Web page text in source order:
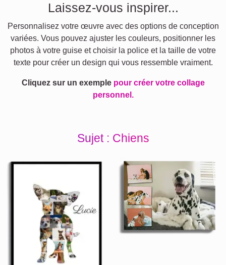
Laissez-vous inspirer...
Personnalisez votre œuvre avec des options de conception
variées. Vous pouvez ajuster les couleurs, positionner les
photos à votre guise et choisir la police et la taille de votre
texte pour créer un design qui vous ressemble vraiment.
Cliquez sur un exemple pour créer votre collage
personnel.
Sujet : Chiens